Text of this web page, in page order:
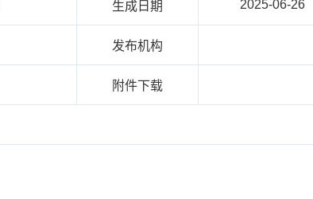
生成日期 2025-06-26
发布机构
附件下载